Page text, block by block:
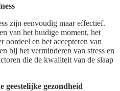
zijn eenvoudig maar effectief.
van het huidige moment, het
oordeel en het accepteren van
bij het verminderen van stress en
die de kwaliteit van de slaap
geestelijke gezondheid